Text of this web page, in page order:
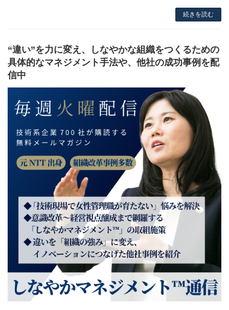
続きを読む
“違い”を力に変え、しなやかな組織をつくるための
具体的なマネジメント手法や、他社の成功事例を配
信中